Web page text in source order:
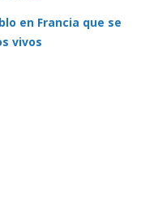
en Francia que se
vivos